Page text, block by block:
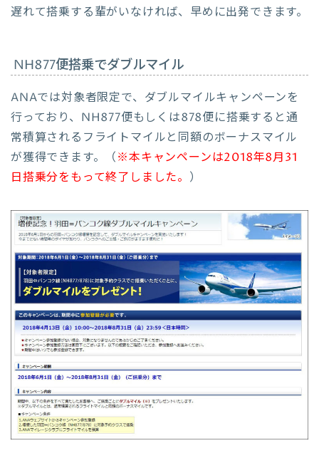
遅れて搭乗する輩がいなければ、早めに出発できます。
NH877便搭乗でダブルマイル
ANAでは対象者限定で、ダブルマイルキャンペーンを
行っており、NH877便もしくは878便に搭乗すると通
常積算されるフライトマイルと同額のボーナスマイル
が獲得できます。（※本キャンペーンは2018年8月31
日搭乗分をもって終了しました。 ）